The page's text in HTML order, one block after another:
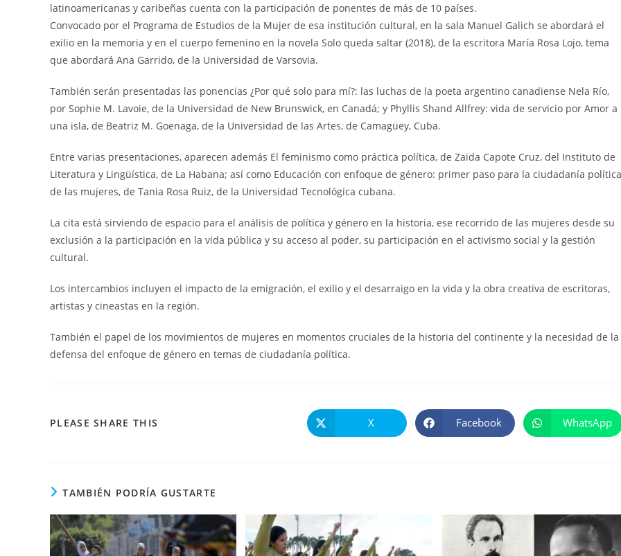
latinoamericanas y caribeñas cuenta con la participación de ponentes de más de 10 países.
Convocado por el Programa de Estudios de la Mujer de esa institución cultural, en la sala Manuel Galich se abordará el
exilio en la memoria y en el cuerpo femenino en la novela Solo queda saltar (2018), de la escritora María Rosa Lojo, tema
que abordará Ana Garrido, de la Universidad de Varsovia.
También serán presentadas las ponencias ¿Por qué solo para mí?: las luchas de la poeta argentino canadiense Nela Río,
por Sophie M. Lavoie, de la Universidad de New Brunswick, en Canadá; y Phyllis Shand Allfrey: vida de servicio por Amor a
una isla, de Beatriz M. Goenaga, de la Universidad de las Artes, de Camagüey, Cuba.
Entre varias presentaciones, aparecen además El feminismo como práctica política, de Zaida Capote Cruz, del Instituto de
Literatura y Lingüística, de La Habana; así como Educación con enfoque de género: primer paso para la ciudadanía política
de las mujeres, de Tania Rosa Ruiz, de la Universidad Tecnológica cubana.
La cita está sirviendo de espacio para el análisis de política y género en la historia, ese recorrido de las mujeres desde su
exclusión a la participación en la vida pública y su acceso al poder, su participación en el activismo social y la gestión
cultural.
Los intercambios incluyen el impacto de la emigración, el exilio y el desarraigo en la vida y la obra creativa de escritoras,
artistas y cineastas en la región.
También el papel de los movimientos de mujeres en momentos cruciales de la historia del continente y la necesidad de la
defensa del enfoque de género en temas de ciudadanía política.
PLEASE SHARE THIS
abre
X Se
abre
Facebook Se
abre
WhatsApp
TAMBIÉN PODRÍA GUSTARTE